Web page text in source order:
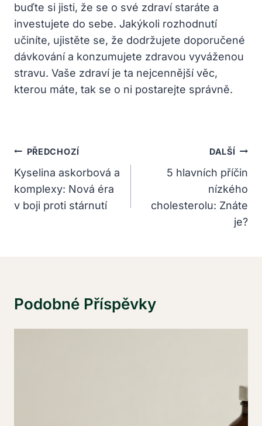
buďte si jisti, že se o své zdraví staráte a
investujete do sebe. Jakýkoli rozhodnutí
učiníte, ujistěte se, že dodržujete doporučené
dávkování a konzumujete zdravou vyváženou
stravu. Vaše zdraví je ta nejcennější věc,
kterou máte, tak se o ni postarejte správně.
Navigace
Pro
Příspěvek
PŘEDCHOZÍ
Kyselina askorbová a
komplexy: Nová éra
v boji proti stárnutí
DALŠÍ
5 hlavních příčin
nízkého
cholesterolu: Znáte
je?
Podobné Příspěvky